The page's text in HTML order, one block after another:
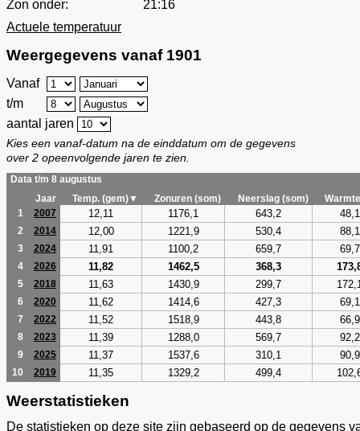
Zon onder:
21:16
Actuele temperatuur
Weergegevens vanaf 1901
Vanaf
t/m
aantal jaren
Kies een vanaf-datum na de einddatum om de gegevens
over 2 opeenvolgende jaren te zien.
Data t/m 8 augustus
Jaar
Temp. (gem)▼ Zonuren (som) Neerslag (som)
1
2007 12,11 1176,1 643,2 48,1
2 2014 12,00 1221,9 530,4 88,1
3 2024 11,91 1100,2 659,7 69,7
4 2026 11,82 1462,5 368,3
5 2018 11,63 1430,9 299,7
6 2020 11,62 1414,6 427,3 69,1
7 2022 11,52 1518,9 443,8 66,9
8 2023 11,39 1288,0 569,7 92,2
9 2025 11,37 1537,6 310,1 90,9
10 2019 11,35 1329,2 499,4
Weerstatistieken
De statistieken op deze site zijn gebaseerd op de gegevens